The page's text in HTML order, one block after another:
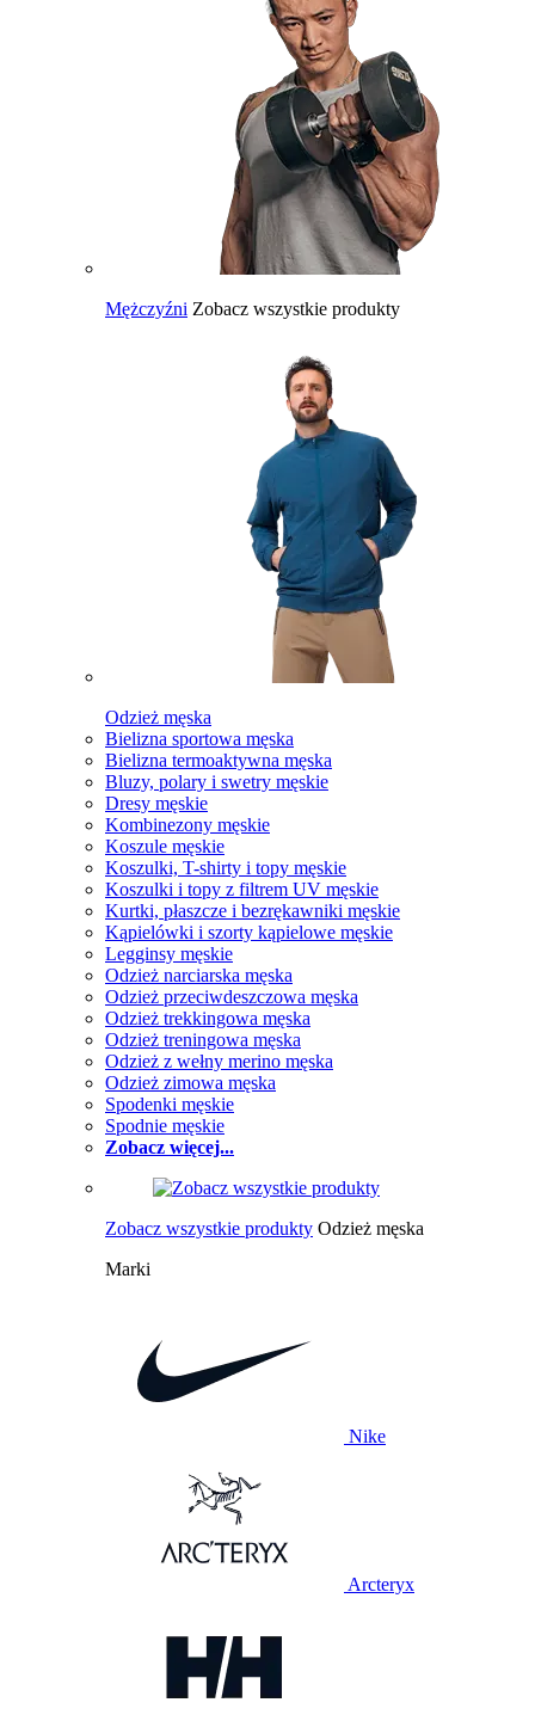
Mężczyźni Zobacz wszystkie produkty
Odzież męska
Bielizna sportowa męska
Bielizna termoaktywna męska
Bluzy, polary i swetry męskie
Dresy męskie
Kombinezony męskie
Koszule męskie
Koszulki, T-shirty i topy męskie
Koszulki i topy z filtrem UV męskie
Kurtki, płaszcze i bezrękawniki męskie
Kąpielówki i szorty kąpielowe męskie
Legginsy męskie
Odzież narciarska męska
Odzież przeciwdeszczowa męska
Odzież trekkingowa męska
Odzież treningowa męska
Odzież z wełny merino męska
Odzież zimowa męska
Spodenki męskie
Spodnie męskie
Zobacz więcej...
Zobacz wszystkie produkty Odzież męska
Marki
Nike
Arcteryx